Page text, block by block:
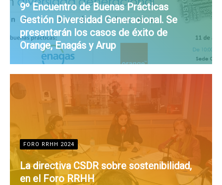
9º Encuentro de Buenas Prácticas
Gestión Diversidad Generacional. Se
presentarán los casos de éxito de
Orange, Enagás y Arup
FORO RRHH 2024
La directiva CSDR sobre sostenibilidad,
en el Foro RRHH